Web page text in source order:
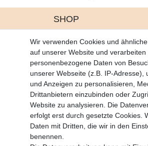
SHOP
Battrerie Gesetz
Fragen und Antworten
Zahlungsarten
MEIN KONTO
Altgeräte Verordnung
Login
Registrieren
Wir verwenden Cookies und
auf unserer Website und verarbeiten
personenbezogene Daten von
unserer Webseite (z.B. IP-Adresse),
und Anzeigen zu personalisieren,
Drittanbietern einzubinden oder
Website zu analysieren. Die
erfolgt erst durch gesetzte Cookies.
Daten mit Dritten, die wir in den
benennen.